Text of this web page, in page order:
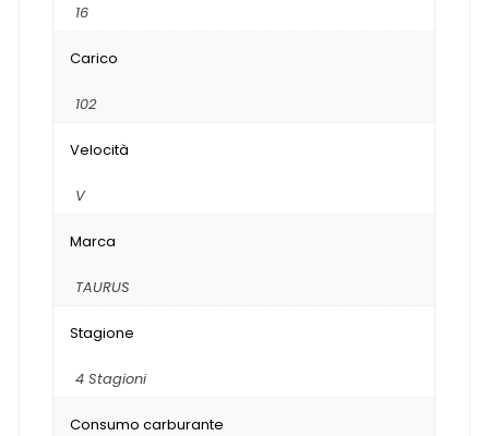
16
Carico
102
Velocità
V
Marca
TAURUS
Stagione
4 Stagioni
Consumo carburante